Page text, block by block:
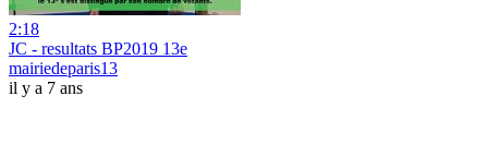
2:18
JC - resultats BP2019 13e
mairiedeparis13
il y a 7 ans